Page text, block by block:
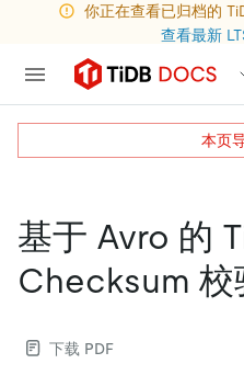
你正在查看已归档的
查看最新
基于 Avro 的
Checksum 校
下载 PDF
本页